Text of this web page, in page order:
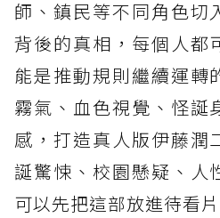
師、鎮民等不同角色切
背後的真相，每個人都
能是推動規則繼續運轉
霧氣、血色視覺、怪誕
感，打造真人版伊藤潤
誕驚悚、校園懸疑、人
可以先把這部放進待看片